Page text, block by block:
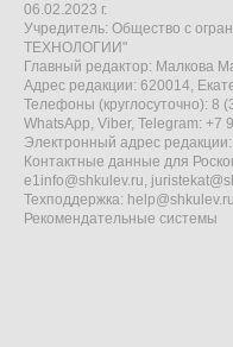
06.02.2023 г.
Учредитель: Общество с
ТЕХНОЛОГИИ"
Главный редактор: Малкова
Адрес редакции: 620014,
Телефоны (круглосуточно): 8
WhatsApp, Viber, Telegram: +7
Электронный адрес редакции:
Контактные данные для
e1info@shkulev.ru,
Техподдержка: help@shkulev.ru
Рекомендательные системы